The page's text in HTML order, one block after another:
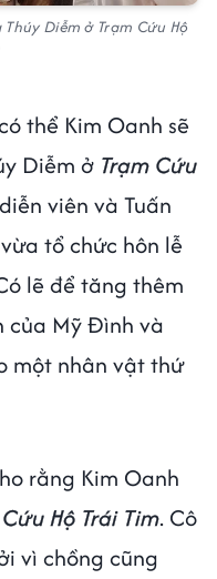
Diễm ở Trạm Cứu Hộ
thể Kim Oanh sẽ
Diễm ở Trạm Cứu
viên và Tuấn
tổ chức hôn lễ
lẽ để tăng thêm
của Mỹ Đình và
một nhân vật thứ
rằng Kim Oanh
Hộ Trái Tim. Cô
vì chồng cũng